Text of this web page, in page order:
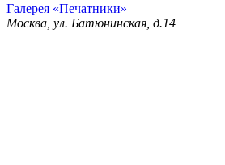
Галерея «Печатники»
Москва, ул. Батюнинская, д.14